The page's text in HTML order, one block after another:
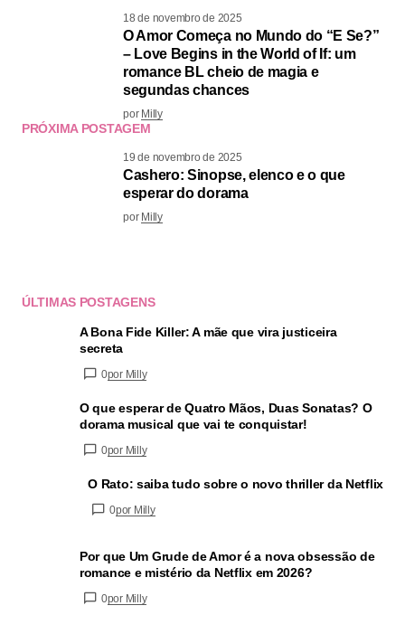
18 de novembro de 2025
O Amor Começa no Mundo do “E Se?”
– Love Begins in the World of If: um
romance BL cheio de magia e
segundas chances
por Milly
PRÓXIMA POSTAGEM
19 de novembro de 2025
Cashero: Sinopse, elenco e o que
esperar do dorama
por Milly
ÚLTIMAS POSTAGENS
A Bona Fide Killer: A mãe que vira justiceira
secreta
0por Milly
O que esperar de Quatro Mãos, Duas Sonatas? O
dorama musical que vai te conquistar!
0por Milly
O Rato: saiba tudo sobre o novo thriller da Netflix
0por Milly
Por que Um Grude de Amor é a nova obsessão de
romance e mistério da Netflix em 2026?
0por Milly